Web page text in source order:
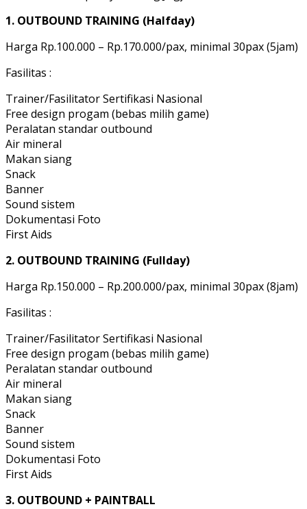
1. OUTBOUND TRAINING (Halfday)
Harga Rp.100.000 – Rp.170.000/pax, minimal 30pax (5jam)
Fasilitas :
Trainer/Fasilitator Sertifikasi Nasional
Free design progam (bebas milih game)
Peralatan standar outbound
Air mineral
Makan siang
Snack
Banner
Sound sistem
Dokumentasi Foto
First Aids
2. OUTBOUND TRAINING (Fullday)
Harga Rp.150.000 – Rp.200.000/pax, minimal 30pax (8jam)
Fasilitas :
Trainer/Fasilitator Sertifikasi Nasional
Free design progam (bebas milih game)
Peralatan standar outbound
Air mineral
Makan siang
Snack
Banner
Sound sistem
Dokumentasi Foto
First Aids
3. OUTBOUND + PAINTBALL